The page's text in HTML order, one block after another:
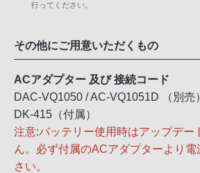
行ってください。
その他にご用意いただくもの
ACアダプター 及び 接続コード
DAC-VQ1050 / AC-VQ1051D （別売）
DK-415（付属）
注意:バッテリー使用時はアップデー
ん。必ず付属のACアダプターより
さい。